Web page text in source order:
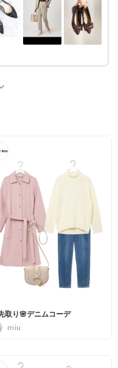
め感も出て、Theオフィスカ
がオシャレ！(鞄もブラウン
になったら嬉しいです🎶
取り🌸デニムコーデ
miu